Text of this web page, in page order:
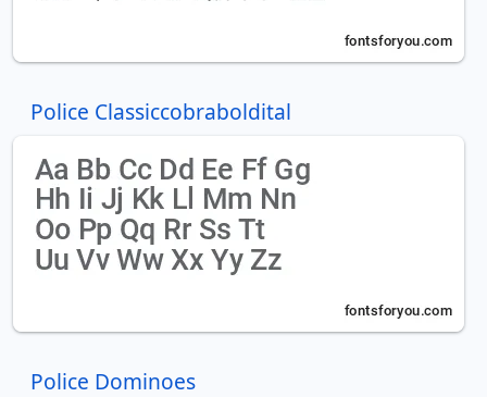
Police Classiccobraboldital
Police Dominoes